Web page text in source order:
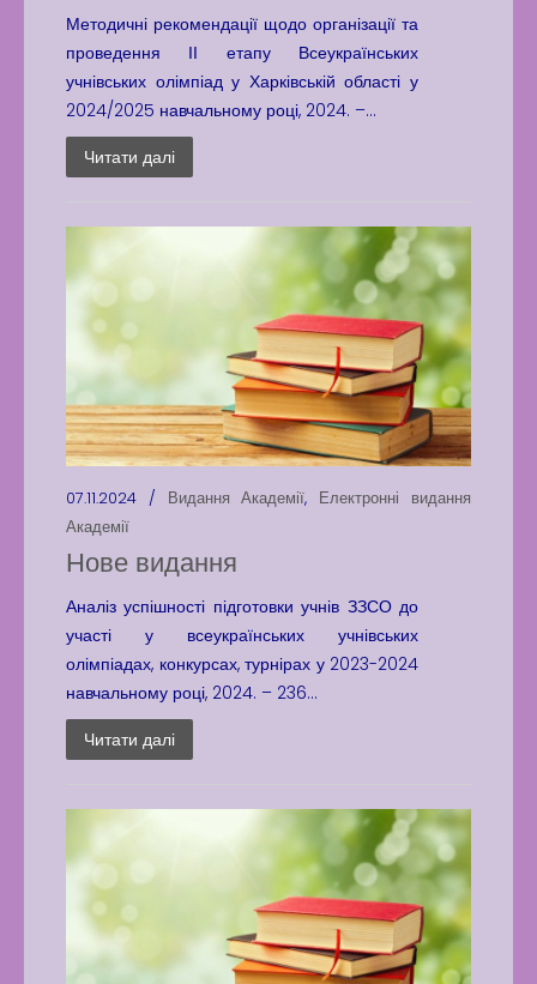
Методичні рекомендації щодо організації та
проведення ІІ етапу Всеукраїнських
учнівських олімпіад у Харківській області у
2024/2025 навчальному році, 2024. –...
Читати далі
07.11.2024 / Видання Академії, Електронні видання
Академії
Нове видання
Аналіз успішності підготовки учнів ЗЗСО до
участі у всеукраїнських учнівських
олімпіадах, конкурсах, турнірах у 2023-2024
навчальному році, 2024. – 236...
Читати далі